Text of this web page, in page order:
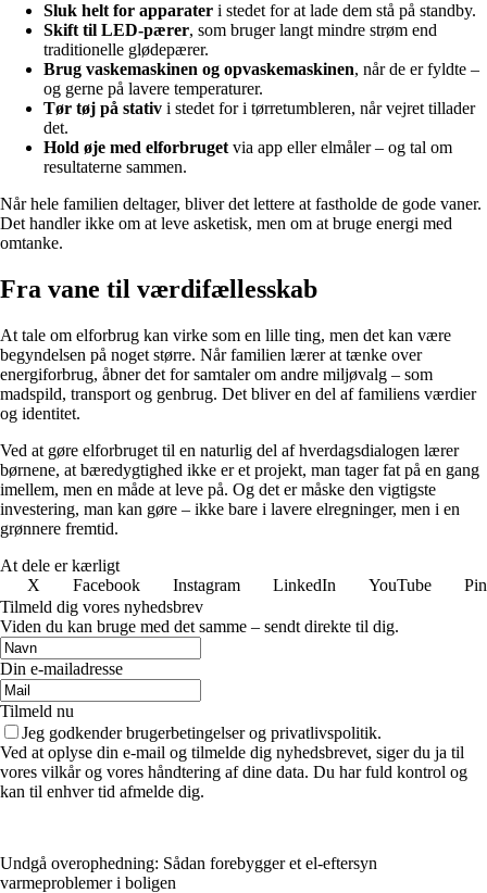
Sluk helt for apparater i stedet for at lade dem stå på standby.
Skift til LED-pærer, som bruger langt mindre strøm end
traditionelle glødepærer.
Brug vaskemaskinen og opvaskemaskinen, når de er fyldte –
og gerne på lavere temperaturer.
Tør tøj på stativ i stedet for i tørretumbleren, når vejret tillader
det.
Hold øje med elforbruget via app eller elmåler – og tal om
resultaterne sammen.
Når hele familien deltager, bliver det lettere at fastholde de gode vaner.
Det handler ikke om at leve asketisk, men om at bruge energi med
omtanke.
Fra vane til værdifællesskab
At tale om elforbrug kan virke som en lille ting, men det kan være
begyndelsen på noget større. Når familien lærer at tænke over
energiforbrug, åbner det for samtaler om andre miljøvalg – som
madspild, transport og genbrug. Det bliver en del af familiens værdier
og identitet.
Ved at gøre elforbruget til en naturlig del af hverdagsdialogen lærer
børnene, at bæredygtighed ikke er et projekt, man tager fat på en gang
imellem, men en måde at leve på. Og det er måske den vigtigste
investering, man kan gøre – ikke bare i lavere elregninger, men i en
grønnere fremtid.
At dele er kærligt
X
Facebook Instagram LinkedIn YouTube
Tilmeld dig vores nyhedsbrev
Viden du kan bruge med det samme – sendt direkte til dig.
Din e-mailadresse
Tilmeld nu
Jeg godkender brugerbetingelser og privatlivspolitik.
Ved at oplyse din e-mail og tilmelde dig nyhedsbrevet, siger du ja til
vores vilkår og vores håndtering af dine data. Du har fuld kontrol og
kan til enhver tid afmelde dig.
Undgå overophedning: Sådan forebygger et el-eftersyn
varmeproblemer i boligen